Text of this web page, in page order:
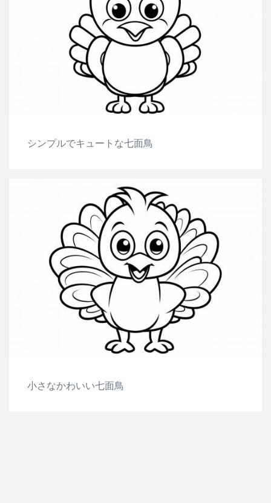
シンプルでキュートな七面鳥
小さなかわいい七面鳥